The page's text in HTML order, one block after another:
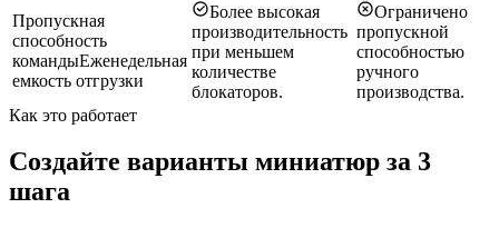
Пропускная
способность
командыЕженедельная
емкость отгрузки
Более высокая
производительность
при меньшем
количестве
блокаторов.
Ограничено
пропускной
способностью
ручного
производства.
Как это работает
Создайте варианты миниатюр за 3
шага